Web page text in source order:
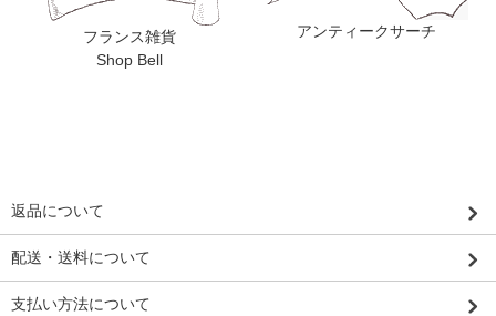
フランス雑貨
Shop Bell
アンティークサーチ
返品について
配送・送料について
支払い方法について